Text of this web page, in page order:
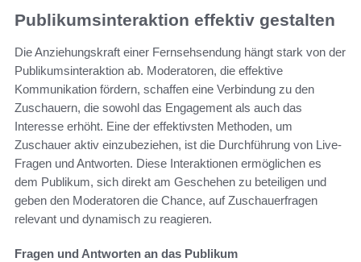
Publikumsinteraktion effektiv gestalten
Die Anziehungskraft einer Fernsehsendung hängt stark von der
Publikumsinteraktion ab. Moderatoren, die effektive
Kommunikation fördern, schaffen eine Verbindung zu den
Zuschauern, die sowohl das Engagement als auch das
Interesse erhöht. Eine der effektivsten Methoden, um
Zuschauer aktiv einzubeziehen, ist die Durchführung von Live-
Fragen und Antworten. Diese Interaktionen ermöglichen es
dem Publikum, sich direkt am Geschehen zu beteiligen und
geben den Moderatoren die Chance, auf Zuschauerfragen
relevant und dynamisch zu reagieren.
Fragen und Antworten an das Publikum